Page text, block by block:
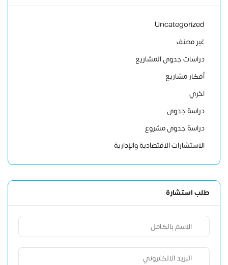
Uncategorized
غير مصنف
دراسات جدوى المشاريع
أفكار مشاريع
اخري
دراسة جدوى
دراسة جدوى مشروع
الاستشارات الاقتصادية والإدارية
طلب استشارة